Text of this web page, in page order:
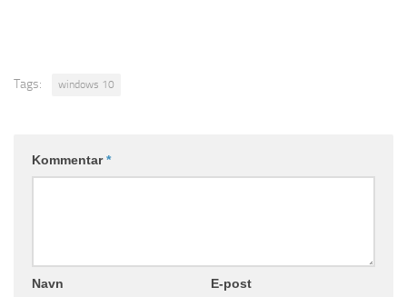
Tags: windows 10
Kommentar*
Navn E-post